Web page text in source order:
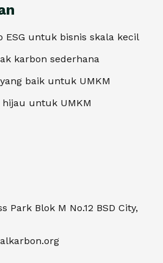
ESG untuk bisnis skala kecil
karbon sederhana
baik untuk UMKM
untuk UMKM
Park Blok M No.12 BSD City,